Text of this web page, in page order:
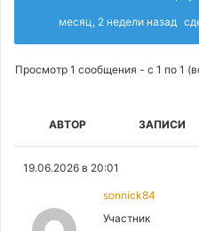
месяц, 2 недели назад
Просмотр 1 сообщения - с 1 по 1
АВТОР ЗАПИСИ
19.06.2026 в 20:01
sonnick84
Участник